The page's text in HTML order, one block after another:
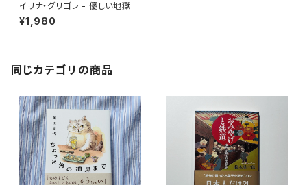
イリナ・グリゴレ - 優しい地獄
¥1,980
同じカテゴリの商品